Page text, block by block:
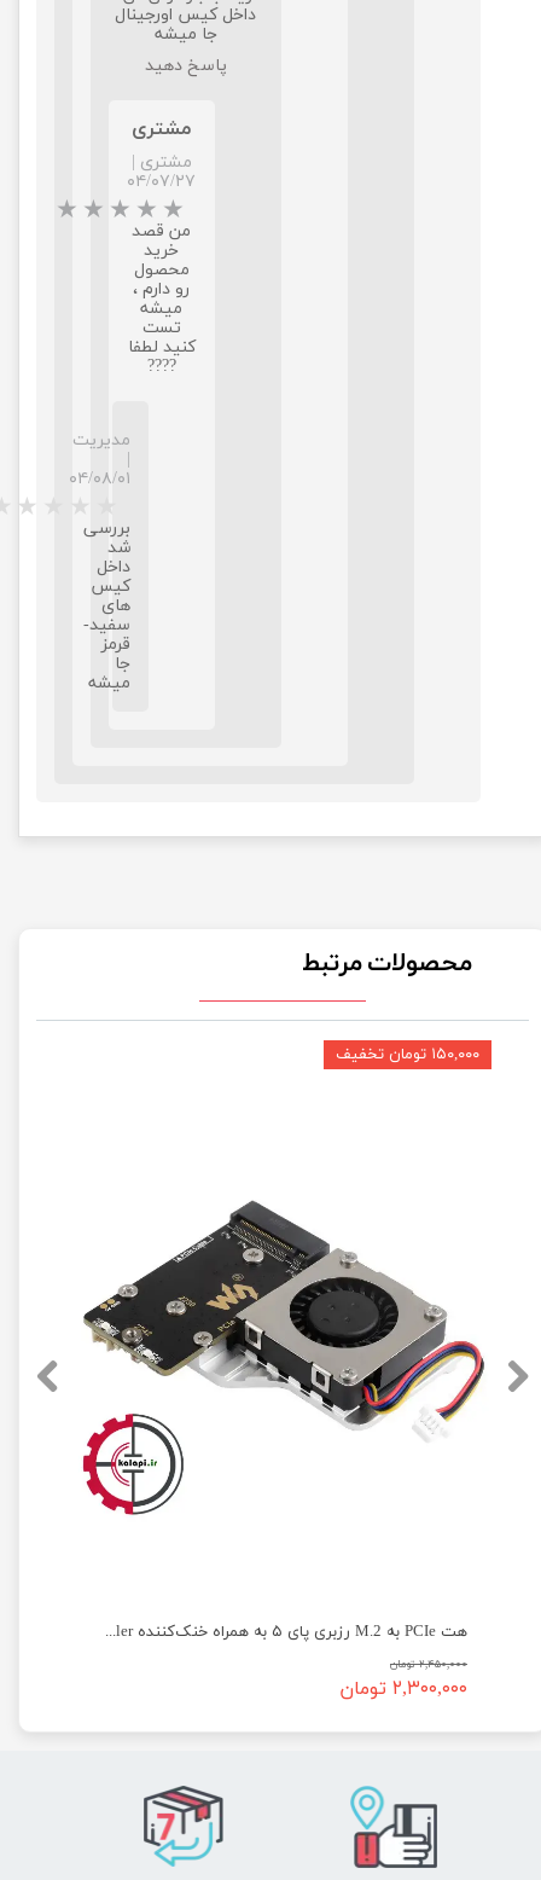
داخل کیس اورجینال
جا میشه
پاسخ دهید
مشتری
مشتری
۰۴/۰۷/۲۷
من قصد
خرید
محصول
رو دارم ،
میشه
تست
کنید لطفا
????
مدیریت
۰۴/۰۸/۰۱
بررسی
شد
داخل
کیس
های
سفید-
قرمز
جا
میشه
محصولات مرتبط
هت PCIe به M.2 رزبری پای ۵ به همراه خنک‌کننده Active Cooler
۲,۴۵۰,۰۰۰ تومان
۲,۳۰۰,۰۰۰ تومان
۱۵۰,۰۰۰ تومان تخفیف